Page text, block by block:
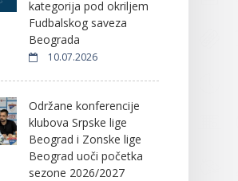
kategorija pod okriljem
Fudbalskog saveza
Beograda
10.07.2026
Održane konferencije
klubova Srpske lige
Beograd i Zonske lige
Beograd uoči početka
sezone 2026/2027